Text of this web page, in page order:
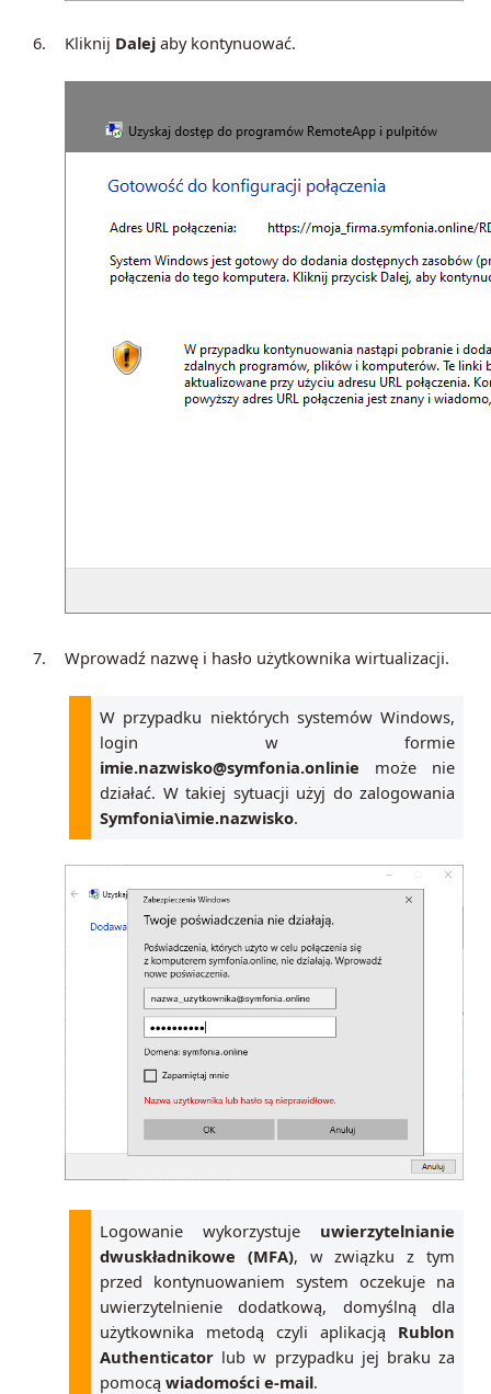
6. Kliknij Dalej aby kontynuować.
7. Wprowadź nazwę i hasło użytkownika wirtualizacji.
W przypadku niektórych systemów Windows,
login w formie
imie.nazwisko@symfonia.onlinie może nie
działać. W takiej sytuacji użyj do zalogowania
Symfonia\imie.nazwisko.
Logowanie wykorzystuje uwierzytelnianie
dwuskładnikowe (MFA), w związku z tym
przed kontynuowaniem system oczekuje na
uwierzytelnienie dodatkową, domyślną dla
użytkownika metodą czyli aplikacją Rublon
Authenticator lub w przypadku jej braku za
pomocą wiadomości e-mail.